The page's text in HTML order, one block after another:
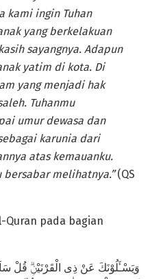
kami ingin Tuhan
yang berkelakuan
sayangnya. Adapun
yatim di kota. Di
yang menjadi hak
Tuhanmu
umur dewasa dan
karunia dari
atas kemauanku.
melihatnya.”(QS
Quran pada bagian